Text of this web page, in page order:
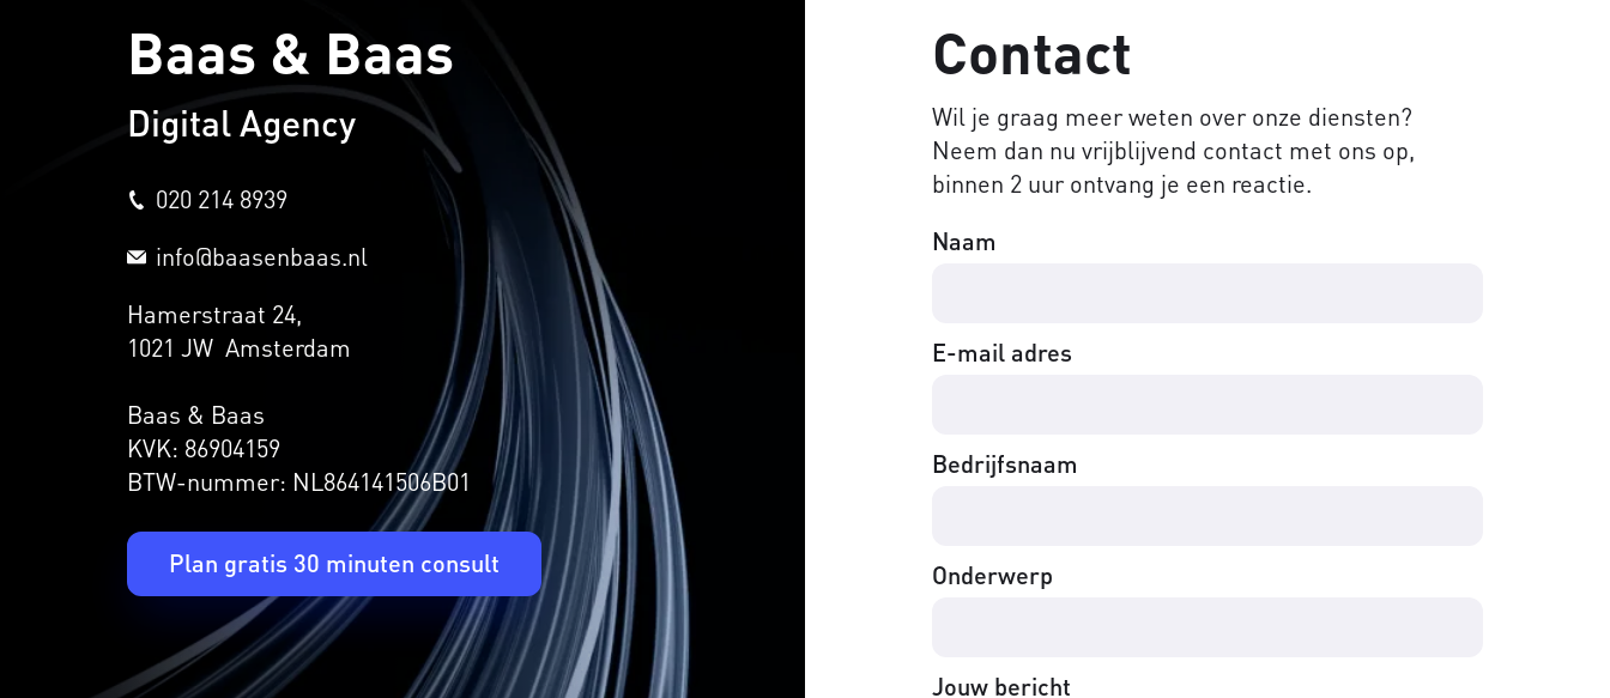
Baas & Baas
Digital Agency
020 214 8939
info@baasenbaas.nl
Hamerstraat 24,
1021 JW Amsterdam
Baas & Baas
KVK: 86904159
BTW-nummer: NL864141506B01
Plan gratis 30 minuten consult
Contact
Wil je graag meer weten over onze diensten?
Neem dan nu vrijblijvend contact met ons op,
binnen 2 uur ontvang je een reactie.
Naam
E-mail adres
Bedrijfsnaam
Onderwerp
Jouw bericht